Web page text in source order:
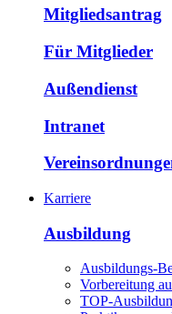
Mitgliedsantrag
Für Mitglieder
Außendienst
Intranet
Karriere
Ausbildung
Ausbildungs-
Vorbereitung
TOP-